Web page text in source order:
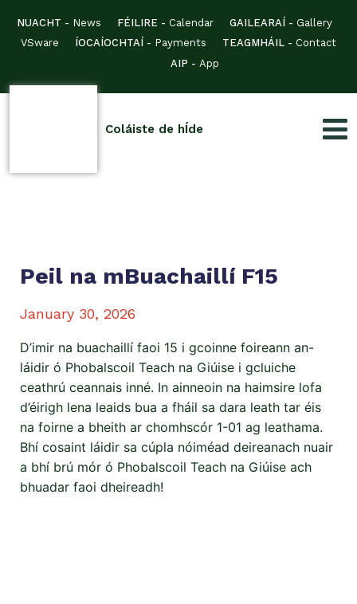
NUACHT - News FÉILIRE - Calendar GAILEARAÍ - Gallery
VSware
ÍOCAÍOCHTAÍ - Payments TEAGMHÁIL - Contact
AIP - App
Coláiste de hÍde
Peil na mBuachaillí F15
January 30, 2026
D’imir na buachaillí faoi 15 i gcoinne foireann an-
láidir ó Phobalscoil Teach na Giúise i gcluiche
ceathrú ceannais inné. In ainneoin na haimsire lofa
d’éirigh lena leaids bua a fháil sa dara leath tar éis
na foirne a bheith ar chomhscór 1-01 ag leathama.
Bhí cosaint láidir sa cúpla nóiméad deireanach nuair
a bhí brú mór ó Phobalscoil Teach na Giúise ach
bhuadar faoi dheireadh!